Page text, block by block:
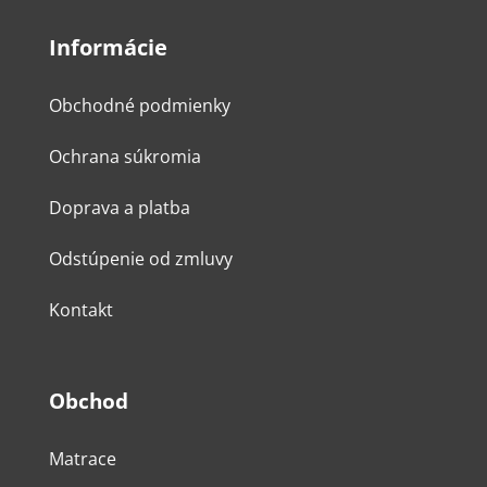
Informácie
Obchodné podmienky
Ochrana súkromia
Doprava a platba
Odstúpenie od zmluvy
Kontakt
Obchod
Matrace